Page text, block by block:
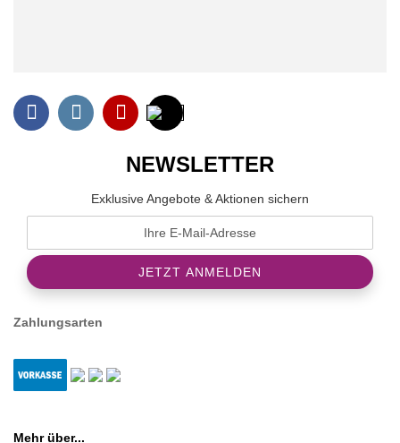
NEWSLETTER
Exklusive Angebote & Aktionen sichern
Zahlungsarten
Mehr über...